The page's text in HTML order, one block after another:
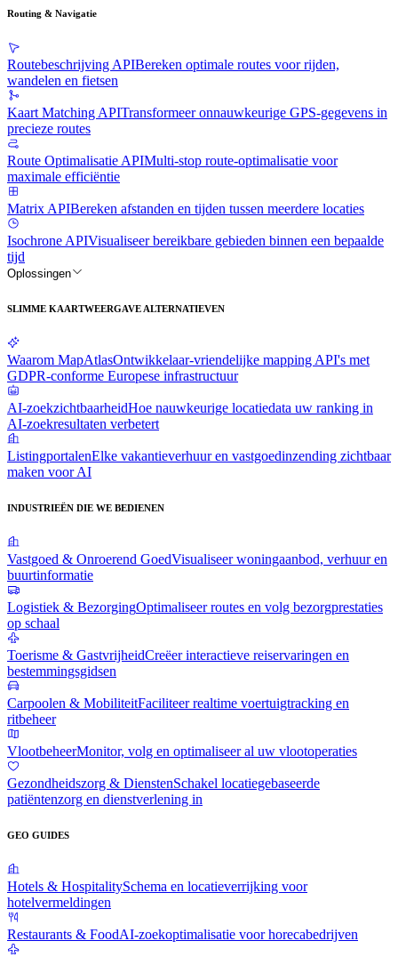
Routing & Navigatie
Routebeschrijving APIBereken optimale routes voor rijden,
wandelen en fietsen
Kaart Matching APITransformeer onnauwkeurige GPS-gegevens in
precieze routes
Route Optimalisatie APIMulti-stop route-optimalisatie voor
maximale efficiëntie
Matrix APIBereken afstanden en tijden tussen meerdere locaties
Isochrone APIVisualiseer bereikbare gebieden binnen een bepaalde
tijd
Oplossingen
SLIMME KAARTWEERGAVE ALTERNATIEVEN
Waarom MapAtlasOntwikkelaar-vriendelijke mapping API's met
GDPR-conforme Europese infrastructuur
AI-zoekzichtbaarheidHoe nauwkeurige locatiedata uw ranking in
AI-zoekresultaten verbetert
ListingportalenElke vakantieverhuur en vastgoedinzending zichtbaar
maken voor AI
INDUSTRIEËN DIE WE BEDIENEN
Vastgoed & Onroerend GoedVisualiseer woningaanbod, verhuur en
buurtinformatie
Logistiek & BezorgingOptimaliseer routes en volg bezorgprestaties
op schaal
Toerisme & GastvrijheidCreëer interactieve reiservaringen en
bestemmingsgidsen
Carpoolen & MobiliteitFaciliteer realtime voertuigtracking en
ritbeheer
VlootbeheerMonitor, volg en optimaliseer al uw vlootoperaties
Gezondheidszorg & DienstenSchakel locatiegebaseerde
patiëntenzorg en dienstverlening in
GEO GUIDES
Hotels & HospitalitySchema en locatieverrijking voor
hotelvermeldingen
Restaurants & FoodAI-zoekoptimalisatie voor horecabedrijven